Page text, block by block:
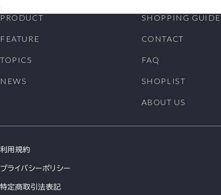
PRODUCT
FEATURE
TOPICS
NEWS
SHOPPING GUIDE
CONTACT
FAQ
SHOPLIST
ABOUT US
利用規約
プライバシーポリシー
特定商取引法表記